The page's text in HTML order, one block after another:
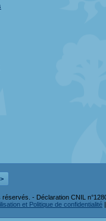
>
- Déclaration CNIL
et Politique de confidentialité